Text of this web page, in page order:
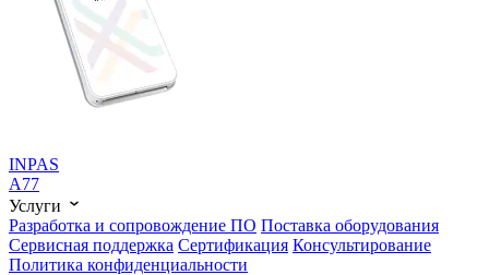
INPAS
A77
Услуги
Разработка и сопровождение ПО Поставка оборудования
Сервисная поддержка Cертификация Консультирование
Политика конфиденциальности